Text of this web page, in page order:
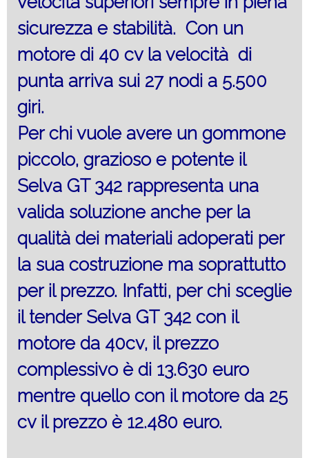
sicurezza e stabilità. Con un
motore di 40 cv la velocità di
punta arriva sui 27 nodi a 5.500
giri.
Per chi vuole avere un gommone
piccolo, grazioso e potente il
Selva GT 342 rappresenta una
valida soluzione anche per la
qualità dei materiali adoperati per
la sua costruzione ma soprattutto
per il prezzo. Infatti, per chi sceglie
il tender Selva GT 342 con il
motore da 40cv, il prezzo
complessivo è di 13.630 euro
mentre quello con il motore da 25
cv il prezzo è 12.480 euro.